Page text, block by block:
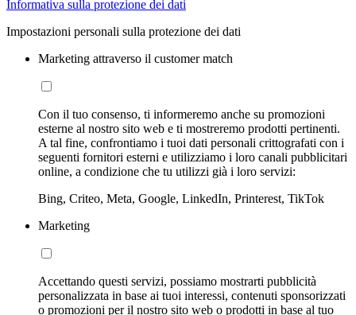
Informativa sulla protezione dei dati
Impostazioni personali sulla protezione dei dati
Marketing attraverso il customer match
Con il tuo consenso, ti informeremo anche su promozioni
esterne al nostro sito web e ti mostreremo prodotti pertinenti.
A tal fine, confrontiamo i tuoi dati personali crittografati con i
seguenti fornitori esterni e utilizziamo i loro canali pubblicitari
online, a condizione che tu utilizzi già i loro servizi:
Bing, Criteo, Meta, Google, LinkedIn, Printerest, TikTok
Marketing
Accettando questi servizi, possiamo mostrarti pubblicità
personalizzata in base ai tuoi interessi, contenuti sponsorizzati
o promozioni per il nostro sito web o prodotti in base al tuo